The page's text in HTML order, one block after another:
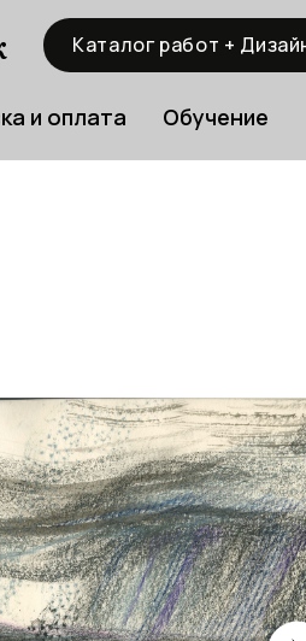
Каталог работ +
и оплата Обучение